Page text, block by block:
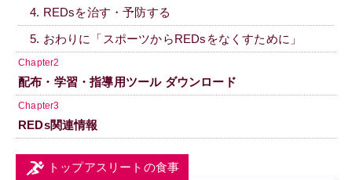
4. REDsを治す・予防する
5. おわりに「スポーツからREDsをなくすために」
Chapter2
配布・学習・指導用ツール ダウンロード
Chapter3
REDs関連情報
トップアスリートの食事